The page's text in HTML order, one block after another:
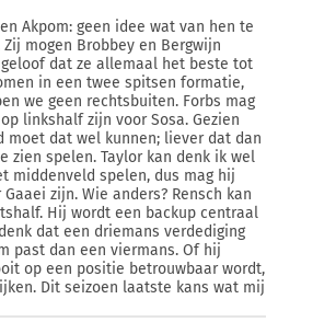
Akpom: geen idee wat van hen te
mogen Brobbey en Bergwijn
dat ze allemaal het beste tot
in een twee spitsen formatie,
we geen rechtsbuiten. Forbs mag
linkshalf zijn voor Sosa. Gezien
moet dat wel kunnen; liever dat dan
zien spelen. Taylor kan denk ik wel
middenveld spelen, dus mag hij
Gaaei zijn. Wie anders? Rensch kan
Hij wordt een backup centraal
dat een driemans verdediging
past dan een viermans. Of hij
op een positie betrouwbaar wordt,
Dit seizoen laatste kans wat mij